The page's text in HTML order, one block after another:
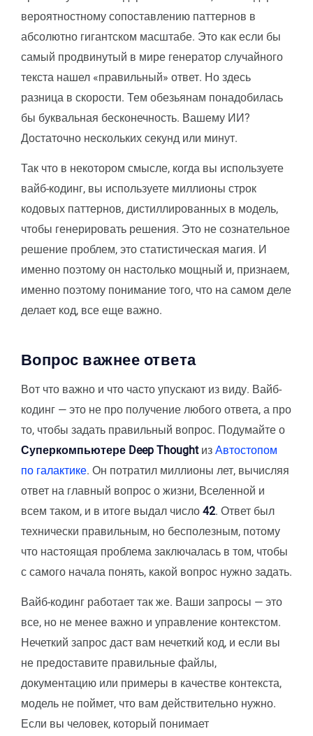
вероятностному сопоставлению паттернов в
абсолютно гигантском масштабе. Это как если бы
самый продвинутый в мире генератор случайного
текста нашел «правильный» ответ. Но здесь
разница в скорости. Тем обезьянам понадобилась
бы буквальная бесконечность. Вашему ИИ?
Достаточно нескольких секунд или минут.
Так что в некотором смысле, когда вы используете
вайб-кодинг, вы используете миллионы строк
кодовых паттернов, дистиллированных в модель,
чтобы генерировать решения. Это не сознательное
решение проблем, это статистическая магия. И
именно поэтому он настолько мощный и, признаем,
именно поэтому понимание того, что на самом деле
делает код, все еще важно.
Вопрос важнее ответа
Вот что важно и что часто упускают из виду. Вайб-
кодинг — это не про получение любого ответа, а про
то, чтобы задать правильный вопрос. Подумайте о
Суперкомпьютере Deep Thoughtиз Автостопом
по галактике. Он потратил миллионы лет, вычисляя
ответ на главный вопрос о жизни, Вселенной и
всем таком, и в итоге выдал число 42. Ответ был
технически правильным, но бесполезным, потому
что настоящая проблема заключалась в том, чтобы
с самого начала понять, какой вопрос нужно задать.
Вайб-кодинг работает так же. Ваши запросы — это
все, но не менее важно и управление контекстом.
Нечеткий запрос даст вам нечеткий код, и если вы
не предоставите правильные файлы,
документацию или примеры в качестве контекста,
модель не поймет, что вам действительно нужно.
Если вы человек, который понимает